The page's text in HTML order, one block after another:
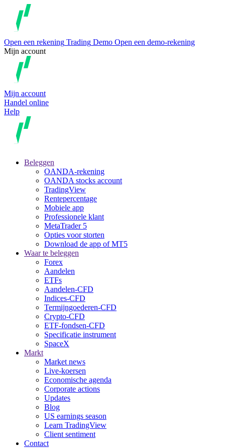
Open een rekening Trading Demo Open een demo-rekening
Mijn account
Mijn account
Handel online
Help
Beleggen
OANDA-rekening
OANDA stocks account
TradingView
Rentepercentage
Mobiele app
Professionele klant
MetaTrader 5
Opties voor storten
Download de app of MT5
Waar te beleggen
Forex
Aandelen
ETFs
Aandelen-CFD
Indices-CFD
Termijngoederen-CFD
Crypto-CFD
ETF-fondsen-CFD
Specificatie instrument
SpaceX
Markt
Market news
Live-koersen
Economische agenda
Corporate actions
Updates
Blog
US earnings season
Learn TradingView
Client sentiment
Contact